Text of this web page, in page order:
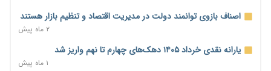
درمان بیش از ۳۰ درصد حقوق بازنشستگان را می‌بلعد؛ هزینه دارو
دام ارزان شد، گوشت نه/چرا کاهش قیمت به سفره مردم نرسید؟
اصناف بازوی توانمند دولت در مدیریت اقتصاد و تنظیم بازار هستند
۲ ماه پیش
یارانه نقدی خرداد ۱۴۰۵ دهک‌های چهارم تا نهم واریز شد
۱ ماه پیش